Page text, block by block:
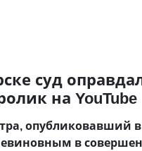
суд
на YouTube
опубликовавший
в